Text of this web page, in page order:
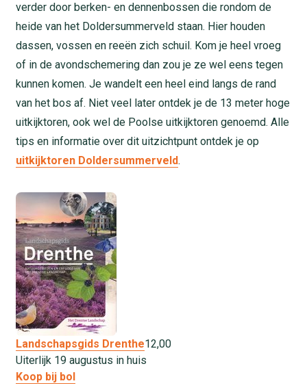
verder door berken- en dennenbossen die rondom de
heide van het Doldersummerveld staan. Hier houden
dassen, vossen en reeën zich schuil. Kom je heel vroeg
of in de avondschemering dan zou je ze wel eens tegen
kunnen komen. Je wandelt een heel eind langs de rand
van het bos af. Niet veel later ontdek je de 13 meter hoge
uitkijktoren, ook wel de Poolse uitkijktoren genoemd. Alle
tips en informatie over dit uitzichtpunt ontdek je op
uitkijktoren Doldersummerveld.
Landschapsgids Drenthe12,00
Uiterlijk 19 augustus in huis
Koop bij bol